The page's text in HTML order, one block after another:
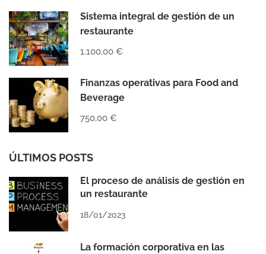
Sistema integral de gestión de un
restaurante
1.100,00 €
Finanzas operativas para Food and
Beverage
750,00 €
ÚLTIMOS POSTS
El proceso de análisis de gestión en
un restaurante
18/01/2023
La formación corporativa en las